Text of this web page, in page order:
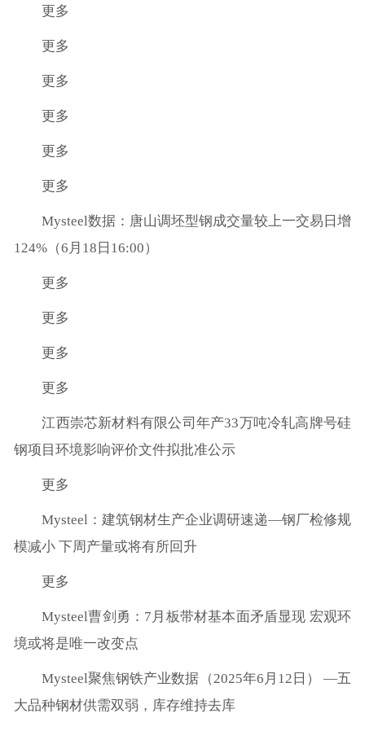
更多
更多
更多
更多
更多
更多
Mysteel数据：唐山调坯型钢成交量较上一交易日增
124%（6月18日16:00）
更多
更多
更多
更多
江西崇芯新材料有限公司年产33万吨冷轧高牌号硅
钢项目环境影响评价文件拟批准公示
更多
Mysteel：建筑钢材生产企业调研速递—钢厂检修规
模减小 下周产量或将有所回升
更多
Mysteel曹剑勇：7月板带材基本面矛盾显现 宏观环
境或将是唯一改变点
Mysteel聚焦钢铁产业数据（2025年6月12日） —五
大品种钢材供需双弱，库存维持去库